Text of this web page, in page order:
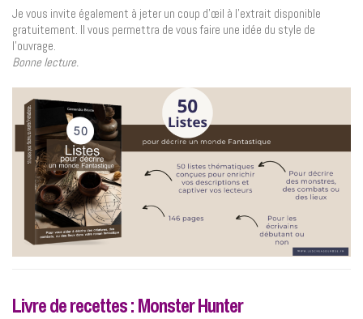
Je vous invite également à jeter un coup d’œil à l’extrait disponible
gratuitement. Il vous permettra de vous faire une idée du style de
l’ouvrage.
Bonne lecture.
Livre de recettes : Monster Hunter